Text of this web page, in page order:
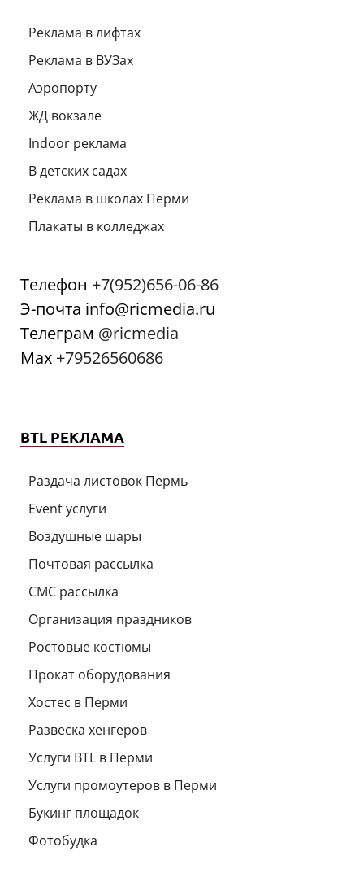
Реклама в лифтах
Реклама в ВУЗах
Аэропорту
ЖД вокзале
Indoor реклама
В детских садах
Реклама в школах Перми
Плакаты в колледжах
Телефон +7(952)656-06-86
Э-почта info@ricmedia.ru
Телеграм @ricmedia
Мах +79526560686
BTL РЕКЛАМА
Раздача листовок Пермь
Event услуги
Воздушные шары
Почтовая рассылка
СМС рассылка
Организация праздников
Ростовые костюмы
Прокат оборудования
Хостес в Перми
Развеска хенгеров
Услуги BTL в Перми
Услуги промоутеров в Перми
Букинг площадок
Фотобудка